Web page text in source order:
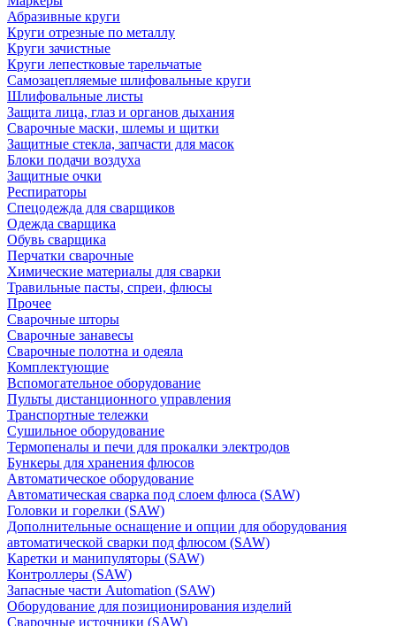
Абразивные круги
Круги отрезные по металлу
Круги зачистные
Круги лепестковые тарельчатые
Самозацепляемые шлифовальные круги
Шлифовальные листы
Защита лица, глаз и органов дыхания
Сварочные маски, шлемы и щитки
Защитные стекла, запчасти для масок
Блоки подачи воздуха
Защитные очки
Респираторы
Спецодежда для сварщиков
Одежда сварщика
Обувь сварщика
Перчатки сварочные
Химические материалы для сварки
Травильные пасты, спреи, флюсы
Прочее
Сварочные шторы
Сварочные занавесы
Сварочные полотна и одеяла
Комплектующие
Вспомогательное оборудование
Пульты дистанционного управления
Транспортные тележки
Сушильное оборудование
Термопеналы и печи для прокалки электродов
Бункеры для хранения флюсов
Автоматическое оборудование
Автоматическая сварка под слоем флюса (SAW)
Головки и горелки (SAW)
Дополнительные оснащение и опции для оборудования
автоматической сварки под флюсом (SAW)
Каретки и манипуляторы (SAW)
Контроллеры (SAW)
Запасные части Automation (SAW)
Оборудование для позиционирования изделий
Сварочные источники (SAW)